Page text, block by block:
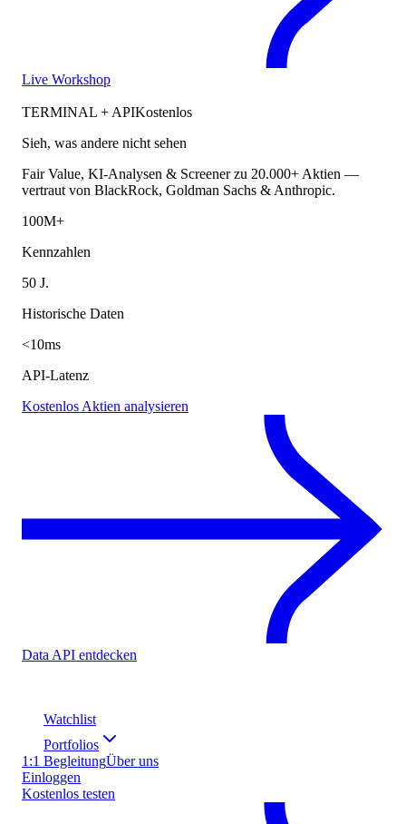
Live Workshop
TERMINAL + APIKostenlos
Sieh, was andere nicht sehen
Fair Value, KI-Analysen & Screener zu 20.000+ Aktien —
vertraut von BlackRock, Goldman Sachs & Anthropic.
100M+
Kennzahlen
50 J.
Historische Daten
<10ms
API-Latenz
Kostenlos Aktien analysieren
Data API entdecken
Watchlist
Portfolios
1:1 BegleitungÜber uns
Einloggen
Kostenlos testen